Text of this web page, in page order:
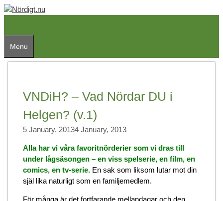
Skip
Menu
VNDiH? – Vad Nördar DU i
Helgen? (v.1)
5 January, 20134 January, 2013
Alla har vi våra favoritnörderier som vi dras till
under lågsäsongen – en viss spelserie, en film, en
comics, en tv-serie. En sak som liksom lutar mot din
själ lika naturligt som en familjemedlem.
För många är det fortfarande mellandagar och den